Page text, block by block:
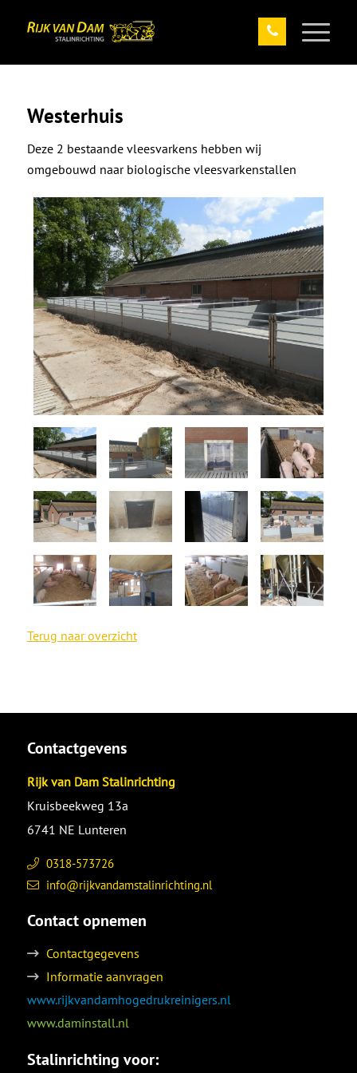
Westerhuis
Deze 2 bestaande vleesvarkens hebben wij
omgebouwd naar biologische vleesvarkenstallen
Terug naar overzicht
Contactgevens
Rijk van Dam Stalinrichting
Kruisbeekweg 13a
6741 NE Lunteren
0318-573726
info@rijkvandamstalinrichting.nl
Contact opnemen
Contactgegevens
Informatie aanvragen
www.rijkvandamhogedrukreinigers.nl
www.daminstall.nl
Stalinrichting voor: